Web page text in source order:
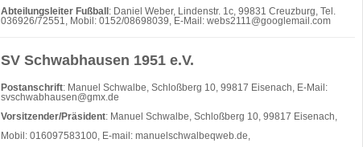
Abteilungsleiter Fußball : Daniel Weber, Lindenstr. 1c, 99831 Creuzburg, Tel.
036926/72551, Mobil: 0152/08698039, E-Mail: webs2111@googlemail.com
SV Schwabhausen 1951 e.V.
Postanschrift: Manuel Schwalbe, Schloßberg 10, 99817 Eisenach, E-Mail:
svschwabhausen@gmx.de
Vorsitzender/Präsident: Manuel Schwalbe, Schloßberg 10, 99817 Eisenach,
Mobil: 016097583100, E-mail: manuelschwalbeqweb.de,